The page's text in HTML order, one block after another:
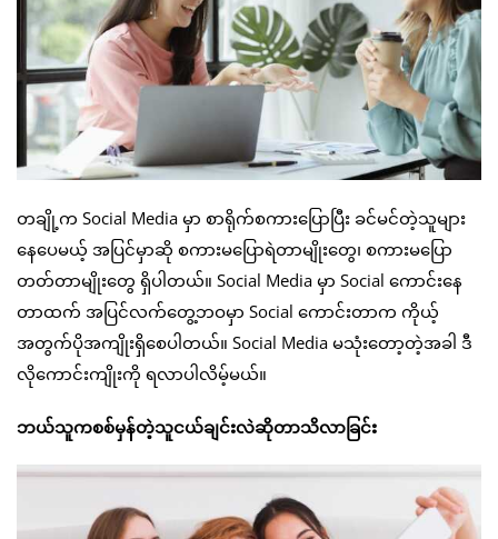
တချို့က Social Media မှာ စာရိုက်စကားပြောပြီး ခင်မင်တဲ့သူများ
နေပေမယ့် အပြင်မှာဆို စကားမပြောရဲတာမျိုးတွေ၊ စကားမပြော
တတ်တာမျိုးတွေ ရှိပါတယ်။ Social Media မှာ Social ကောင်းနေ
တာထက် အပြင်လက်တွေ့ဘဝမှာ Social ကောင်းတာက ကိုယ့်
အတွက်ပိုအကျိုးရှိစေပါတယ်။ Social Media မသုံးတော့တဲ့အခါ ဒီ
လိုကောင်းကျိုးကို ရလာပါလိမ့်မယ်။
ဘယ်သူကစစ်မှန်တဲ့သူငယ်ချင်းလဲဆိုတာသိလာခြင်း